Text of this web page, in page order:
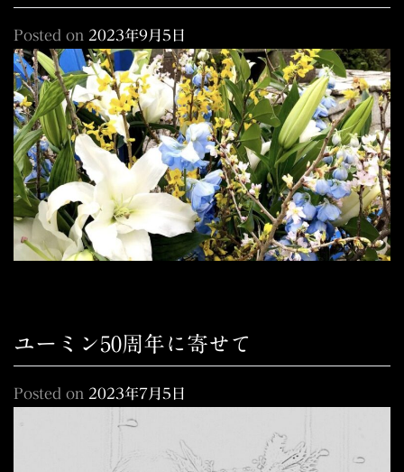
Posted on 2023年9月5日
ユーミン50周年に寄せて
Posted on 2023年7月5日